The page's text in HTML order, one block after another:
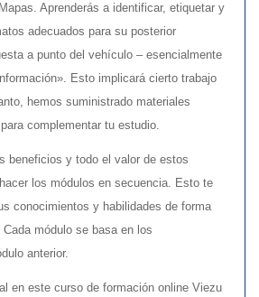
Aprenderás a identificar, etiquetar y
adecuados para su posterior
a punto del vehículo – esencialmente
Esto implicará cierto trabajo
hemos suministrado materiales
complementar tu estudio.
beneficios y todo el valor de estos
los módulos en secuencia. Esto te
conocimientos y habilidades de forma
módulo se basa en los
anterior.
en este curso de formación online Viezu